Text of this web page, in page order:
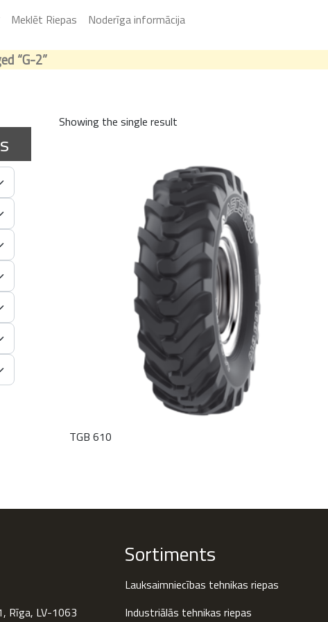
Meklēt Riepas Noderīga informācija
“G-2”
Showing the single result
TGB 610
Rīga, LV-1063
Sortiments
Lauksaimniecības tehnikas riepas
Industriālās tehnikas riepas